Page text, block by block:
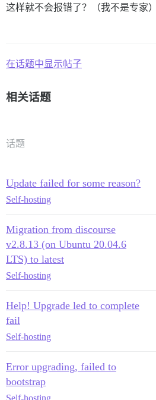
这样就不会报错了？（我不是专家）
在话题中显示帖子
相关话题
话题
Update failed for some reason?
Self-hosting
Migration from discourse
v2.8.13 (on Ubuntu 20.04.6
LTS) to latest
Self-hosting
Help! Upgrade led to complete
fail
Self-hosting
Error upgrading, failed to
bootstrap
Self-hosting